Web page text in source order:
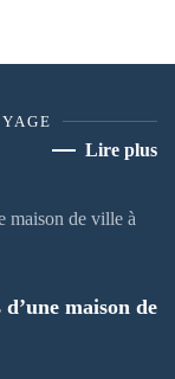
Lire plus
maison de